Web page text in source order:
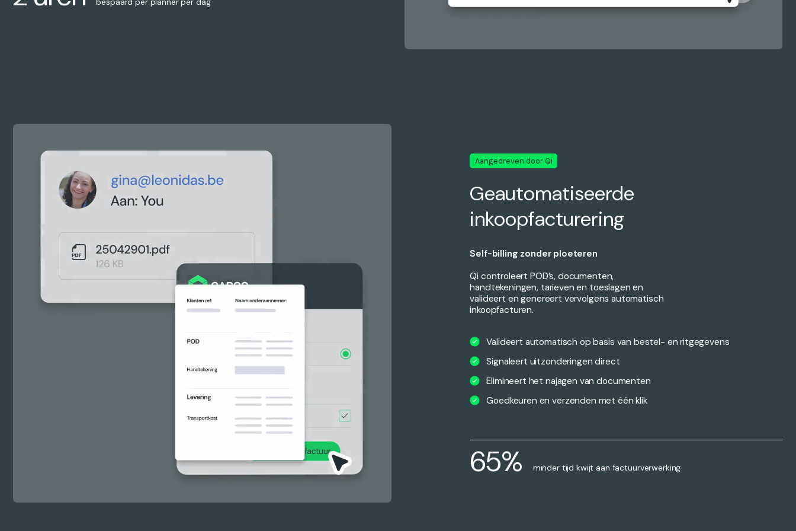
Aangedreven door Qi
Geautomatiseerde
inkoopfacturering
Self-billing zonder ploeteren
Qi controleert POD’s, documenten,
handtekeningen, tarieven en toeslagen en
valideert en genereert vervolgens automatisch
inkoopfacturen.
Valideert automatisch op basis van bestel- en ritgegevens
Signaleert uitzonderingen direct
Elimineert het najagen van documenten
Goedkeuren en verzenden met één klik
65% minder tijd kwijt aan factuurverwerking